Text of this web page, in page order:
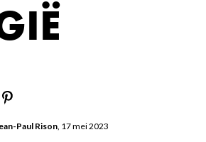
Paul Rison, 17 mei 2023